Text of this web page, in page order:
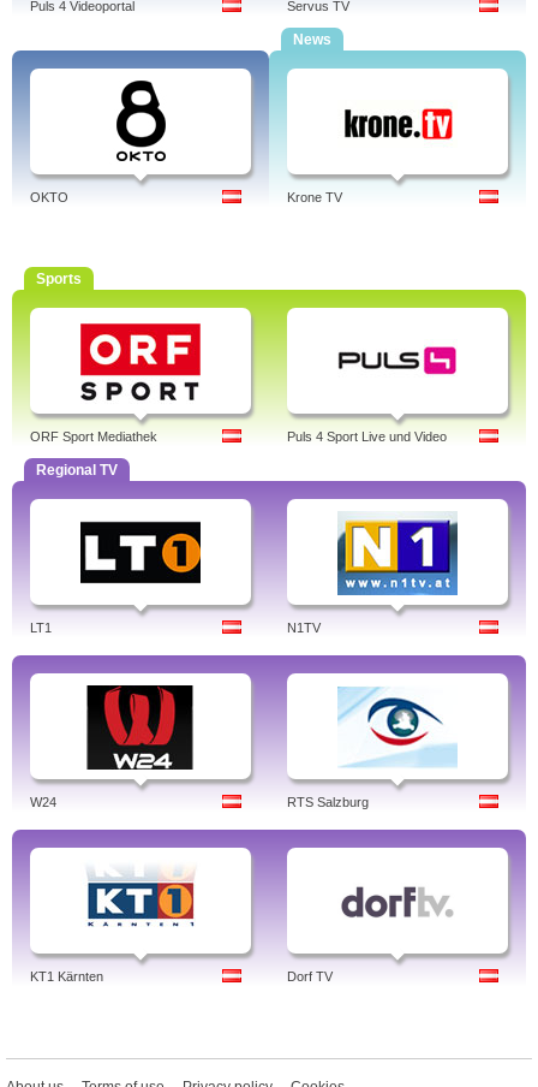
Puls 4 Videoportal Servus TV
OKTO
News
Krone TV
Sports
ORF Sport Mediathek Puls 4 Sport Live und Video
Regional TV
LT1 N1TV
W24 RTS Salzburg
KT1 Kärnten Dorf TV